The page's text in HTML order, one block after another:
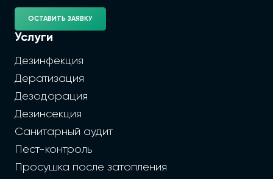
ОСТАВИТЬ ЗАЯВКУ
Услуги
Дезинфекция
Дератизация
Дезодорация
Дезинсекция
Санитарный аудит
Пест-контроль
Просушка после затопления